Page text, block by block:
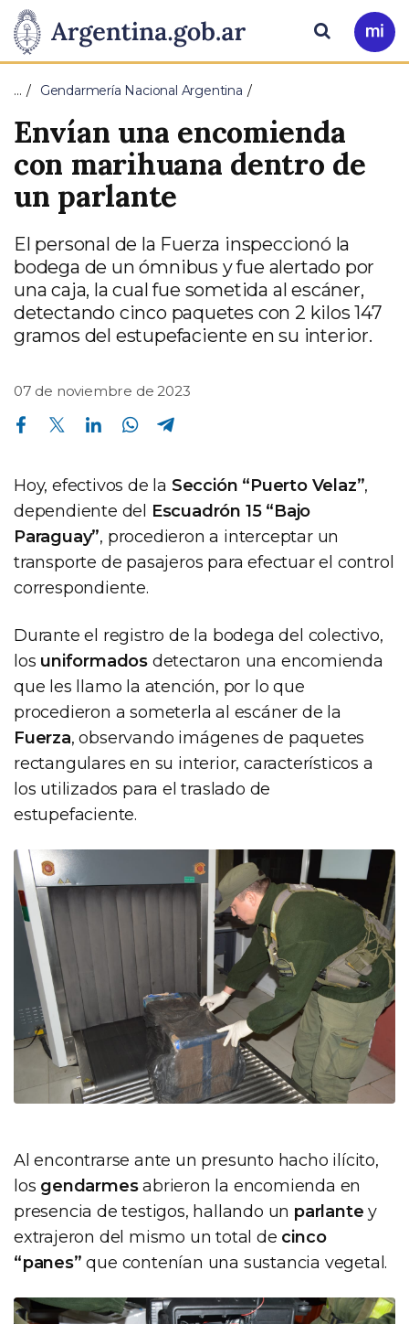
Presidencia
de
la
Nación
Pasar al contenido principal
Ir
a
Buscar
… Gendarmería Nacional Argentina
Envían una encomienda
con marihuana dentro de
un parlante
El personal de la Fuerza inspeccionó la
bodega de un ómnibus y fue alertado por
una caja, la cual fue sometida al escáner,
detectando cinco paquetes con 2 kilos 147
gramos del estupefaciente en su interior.
07 de noviembre de 2023
Compartir en Facebook Compartir en Twitter Compartir en Linkedin Compartir en Whatsapp
Hoy, efectivos de la Sección “Puerto Velaz”,
dependiente del Escuadrón 15 “Bajo
Paraguay”, procedieron a interceptar un
transporte de pasajeros para efectuar el control
correspondiente.
Durante el registro de la bodega del colectivo,
los uniformados detectaron una encomienda
que les llamo la atención, por lo que
procedieron a someterla al escáner de la
Fuerza, observando imágenes de paquetes
rectangulares en su interior, característicos a
los utilizados para el traslado de
estupefaciente.
Al encontrarse ante un presunto hacho ilícito,
los gendarmesabrieron la encomienda en
presencia de testigos, hallando un parlante y
extrajeron del mismo un total de cinco
“panes” que contenían una sustancia vegetal.